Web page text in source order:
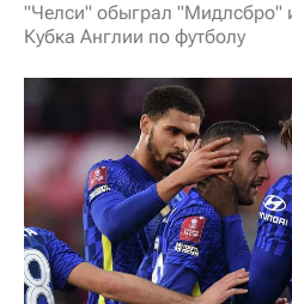
"Челси" обыграл "Мидлсбро"
Кубка Англии по футболу